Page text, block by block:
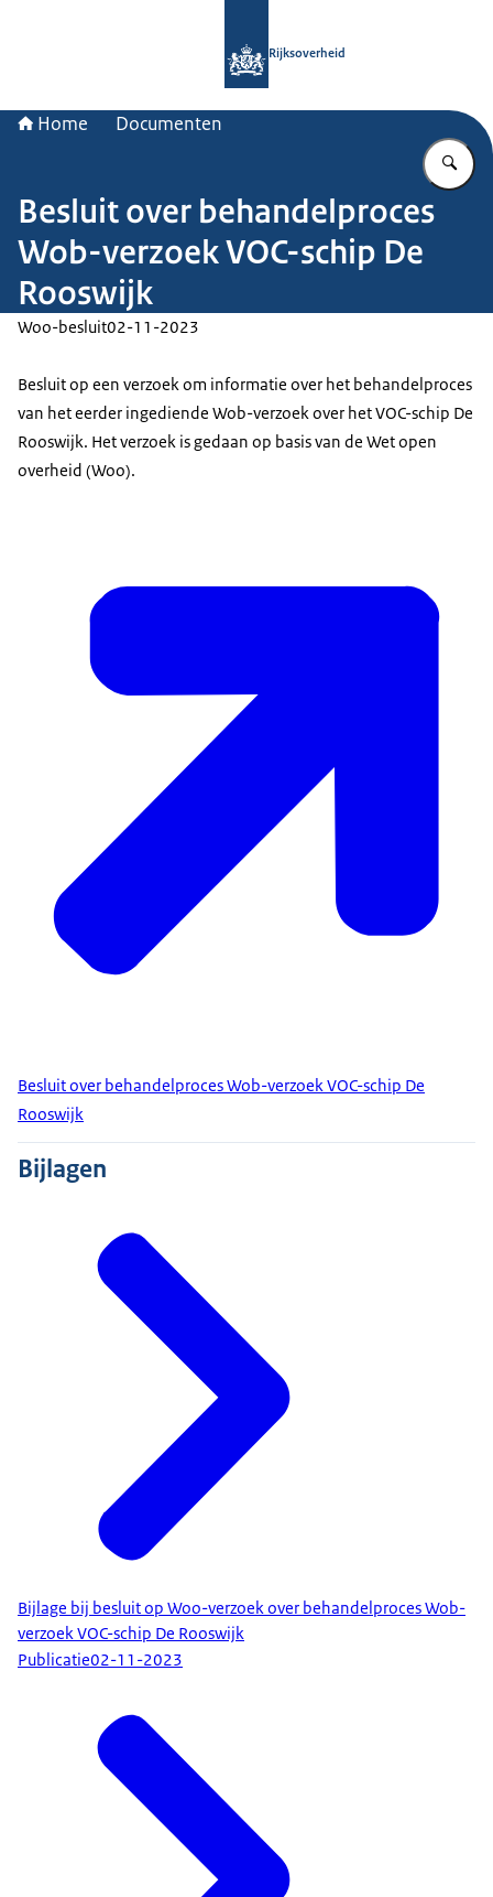
Rijksoverheid
Home Documenten
Besluit over behandelproces
Wob-verzoek VOC-schip De
Rooswijk
Woo-besluit02-11-2023
Besluit op een verzoek om informatie over het behandelproces
van het eerder ingediende Wob-verzoek over het VOC-schip De
Rooswijk. Het verzoek is gedaan op basis van de Wet open
overheid (Woo).
Besluit over behandelproces Wob-verzoek VOC-schip De
Rooswijk
Bijlagen
Bijlage bij besluit op Woo-verzoek over behandelproces Wob-
verzoek VOC-schip De Rooswijk
Publicatie02-11-2023